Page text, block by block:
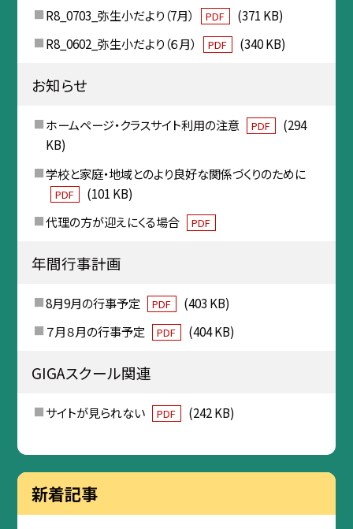
R8_0703_弥生小だより（7月）
PDF
(371 KB)
R8_0602_弥生小だより（６月）
PDF (340 KB)
お知らせ
ホームページ・クラスサイト利用の注意 PDF
(294
KB)
学校と家庭・地域とのより良好な関係づくりのために
PDF
(101 KB)
代理の方が迎えにくる場合
PDF
年間行事計画
8月9月の行事予定 PDF
(403 KB)
７月８月の行事予定
PDF (404 KB)
GIGAスクール関連
サイトが見られない PDF (242 KB)
新着記事